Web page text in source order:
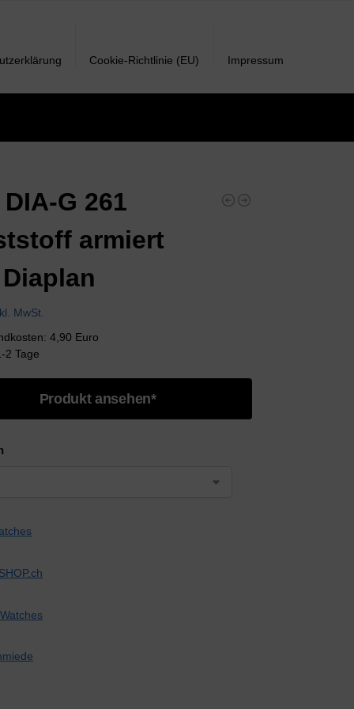
Cookie-Richtlinie (EU) Impressum
G 261
armiert
MwSt.
4,90 Euro
2 Tage
Produkt ansehen*